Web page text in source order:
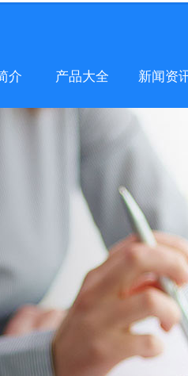
介 产品大全 新闻资